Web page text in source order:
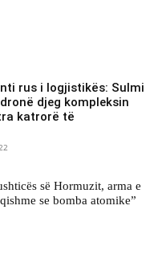
rus i logjistikës: Sulmi
djeg kompleksin
katrorë të
së Hormuzit, arma e
se bomba atomike”